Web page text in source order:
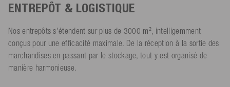
ENTREPÔT & LOGISTIQUE
Nos entrepôts s'étendent sur plus de 3000 m², intelligemment
conçus pour une efficacité maximale. De la réception à la sortie des
marchandises en passant par le stockage, tout y est organisé de
manière harmonieuse.